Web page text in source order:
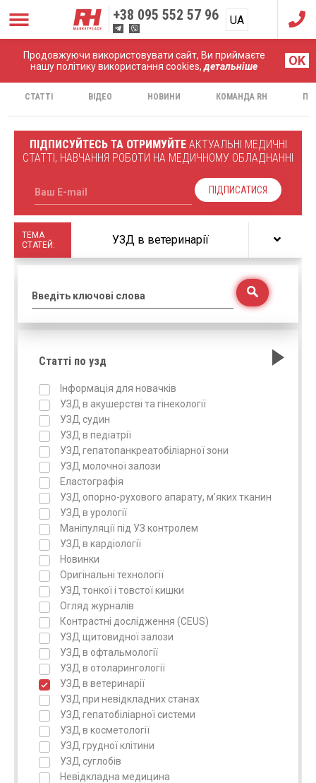
Продовжуючи використовувати сайт, Ви приймаєте
нашу політику використання cookies,детальніше OK
+38 095 552 57 96 UA
RU
Головна Статті
СТАТТІ ВІДЕО НОВИНИ КОМАНДА RH
ПІДПИСУЙТЕСЬ ТА ОТРИМУЙТЕАКТУАЛЬНІ МЕДИЧНІ
СТАТТІ, НАВЧАННЯ РОБОТИ НА МЕДИЧНОМУ ОБЛАДНАННІ
Ваш E-mail ПІДПИСАТИСЯ
ТЕМА
СТАТЕЙ:
УЗД в ветеринарії
Введіть ключові слова
Статті по узд
Інформація для новачків
УЗД в акушерстві та гінекології
УЗД судин
УЗД в педіатрії
УЗД гепатопанкреатобіліарної зони
УЗД молочної залози
Еластографія
УЗД опорно-рухового апарату, м’яких тканин
УЗД в урології
Маніпуляції під УЗ контролем
УЗД в кардіології
Новинки
Оригінальні технології
УЗД тонкої і товстої кишки
Огляд журналів
Контрастні дослідження (CEUS)
УЗД щитовидної залози
УЗД в офтальмології
УЗД в отоларингології
УЗД в ветеринарії
УЗД при невідкладних станах
УЗД гепатобіліарної системи
УЗД в косметології
УЗД грудної клітини
УЗД суглобів
Невідкладна медицина